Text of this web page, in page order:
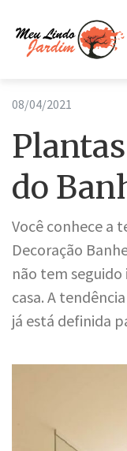
Inicio
Tags
Termos de Uso
08/04/2021
do
Você conhece a
Decoração
não tem
casa. A
já está definida